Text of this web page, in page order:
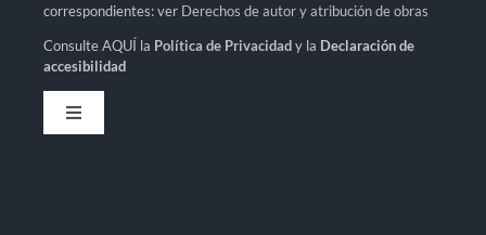
correspondientes: ver Derechos de autor y atribución de obras
Consulte AQUÍ la Política de Privacidady la Declaración de
accesibilidad
Toggle